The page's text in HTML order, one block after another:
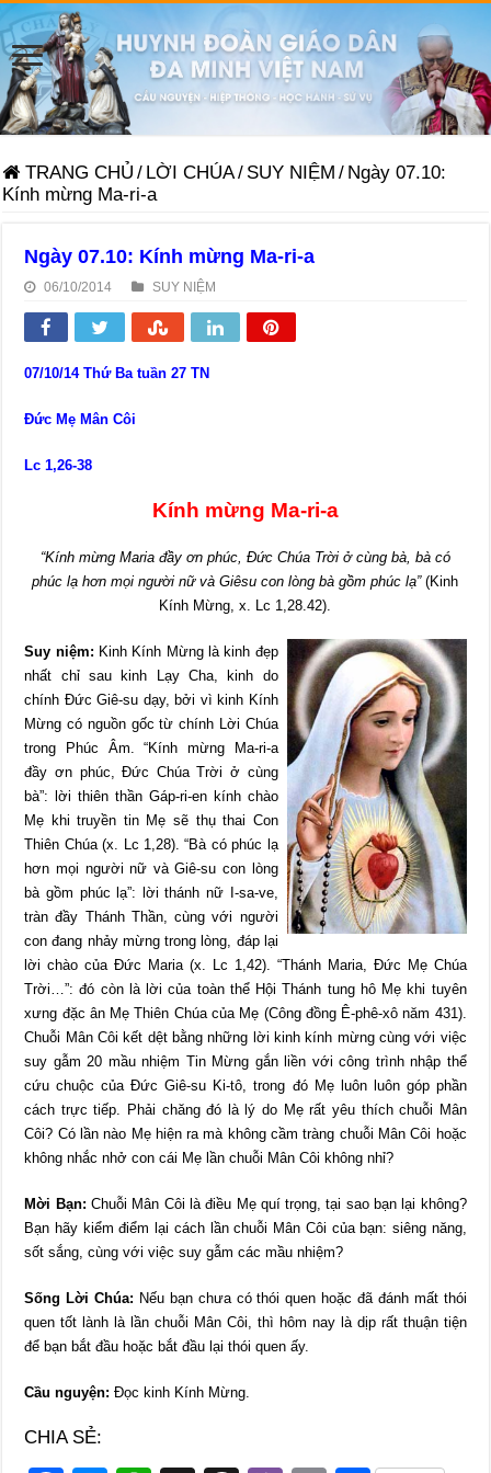
TRANG CHỦ / LỜI CHÚA/ SUY NIỆM / Ngày 07.10:
Kính mừng Ma-ri-a
Ngày 07.10: Kính mừng Ma-ri-a
06/10/2014 SUY NIỆM
07/10/14 Thứ Ba tuần 27 TN
Đức Mẹ Mân Côi
Lc 1,26-38
Kính mừng Ma-ri-a
“Kính mừng Maria đầy ơn phúc, Đức Chúa Trời ở cùng bà, bà có
phúc lạ hơn mọi người nữ và Giêsu con lòng bà gồm phúc lạ”(Kinh
Kính Mừng, x. Lc 1,28.42).
Suy niệm: Kinh Kính Mừng là kinh đẹp
nhất chỉ sau kinh Lạy Cha, kinh do
chính Đức Giê-su dạy, bởi vì kinh Kính
Mừng có nguồn gốc từ chính Lời Chúa
trong Phúc Âm. “Kính mừng Ma-ri-a
đầy ơn phúc, Đức Chúa Trời ở cùng
bà”: lời thiên thần Gáp-ri-en kính chào
Mẹ khi truyền tin Mẹ sẽ thụ thai Con
Thiên Chúa (x. Lc 1,28). “Bà có phúc lạ
hơn mọi người nữ và Giê-su con lòng
bà gồm phúc lạ”: lời thánh nữ I-sa-ve,
tràn đầy Thánh Thần, cùng với người
con đang nhảy mừng trong lòng, đáp lại
lời chào của Đức Maria (x. Lc 1,42). “Thánh Maria, Đức Mẹ Chúa
Trời…”: đó còn là lời của toàn thể Hội Thánh tung hô Mẹ khi tuyên
xưng đặc ân Mẹ Thiên Chúa của Mẹ (Công đồng Ê-phê-xô năm 431).
Chuỗi Mân Côi kết dệt bằng những lời kinh kính mừng cùng với việc
suy gẫm 20 mầu nhiệm Tin Mừng gắn liền với công trình nhập thể
cứu chuộc của Đức Giê-su Ki-tô, trong đó Mẹ luôn luôn góp phần
cách trực tiếp. Phải chăng đó là lý do Mẹ rất yêu thích chuỗi Mân
Côi? Có lần nào Mẹ hiện ra mà không cầm tràng chuỗi Mân Côi hoặc
không nhắc nhở con cái Mẹ lần chuỗi Mân Côi không nhỉ?
Mời Bạn: Chuỗi Mân Côi là điều Mẹ quí trọng, tại sao bạn lại không?
Bạn hãy kiểm điểm lại cách lần chuỗi Mân Côi của bạn: siêng năng,
sốt sắng, cùng với việc suy gẫm các mầu nhiệm?
Sống Lời Chúa: Nếu bạn chưa có thói quen hoặc đã đánh mất thói
quen tốt lành là lần chuỗi Mân Côi, thì hôm nay là dịp rất thuận tiện
để bạn bắt đầu hoặc bắt đầu lại thói quen ấy.
Cầu nguyện:Đọc kinh Kính Mừng.
CHIA SẺ: